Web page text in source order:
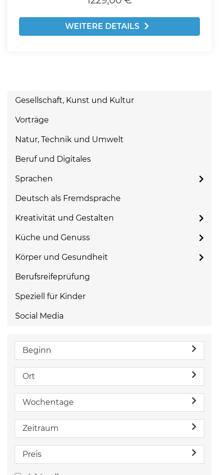
WEITERE DETAILS
Gesellschaft, Kunst und Kultur
Vorträge
Natur, Technik und Umwelt
Beruf und Digitales
Sprachen
Deutsch als Fremdsprache
Kreativität und Gestalten
Küche und Genuss
Körper und Gesundheit
Berufsreifeprüfung
Speziell für Kinder
Social Media
Beginn
Ort
Wochentage
Zeitraum
Preis